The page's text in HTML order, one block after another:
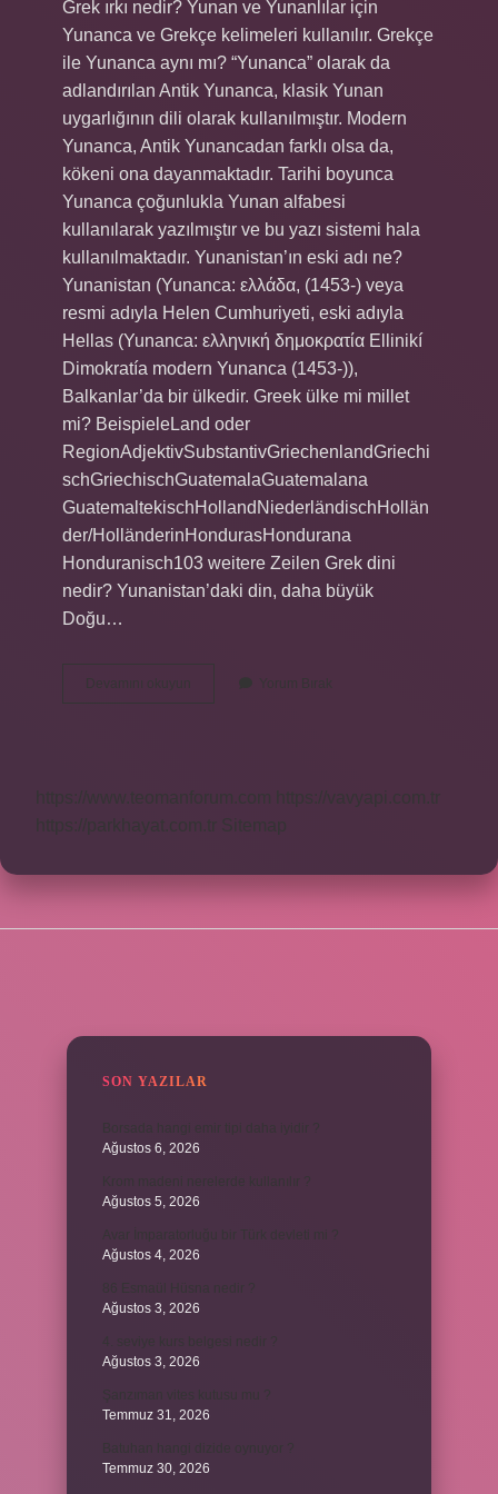
Grek ırkı nedir? Yunan ve Yunanlılar için
Yunanca ve Grekçe kelimeleri kullanılır. Grekçe
ile Yunanca aynı mı? “Yunanca” olarak da
adlandırılan Antik Yunanca, klasik Yunan
uygarlığının dili olarak kullanılmıştır. Modern
Yunanca, Antik Yunancadan farklı olsa da,
kökeni ona dayanmaktadır. Tarihi boyunca
Yunanca çoğunlukla Yunan alfabesi
kullanılarak yazılmıştır ve bu yazı sistemi hala
kullanılmaktadır. Yunanistan’ın eski adı ne?
Yunanistan (Yunanca: ελλάδα, (1453-) veya
resmi adıyla Helen Cumhuriyeti, eski adıyla
Hellas (Yunanca: ελληνική δημοκρατία Ellinikí
Dimokratía modern Yunanca (1453-)),
Balkanlar’da bir ülkedir. Greek ülke mi millet
mi? BeispieleLand oder
RegionAdjektivSubstantivGriechenlandGriechi
schGriechischGuatemalaGuatemalana
GuatemaltekischHollandNiederländischHollän
der/HolländerinHondurasHondurana
Honduranisch103 weitere Zeilen Grek dini
nedir? Yunanistan’daki din, daha büyük
Doğu…
Yorum Bırak
https://www.teomanforum.com
https://vavyapi.com.tr
https://parkhayat.com.tr
Sitemap
SON YAZILAR
Ağustos 6, 2026
Ağustos 5, 2026
Ağustos 4, 2026
Ağustos 3, 2026
Ağustos 3, 2026
Temmuz 31, 2026
Temmuz 30, 2026